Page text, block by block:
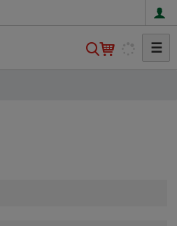
V
☰